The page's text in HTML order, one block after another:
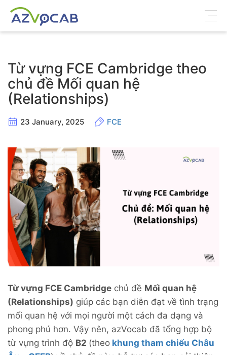
Từ vựng ôn thi
Tiếng Anh phổ thông
Tiếng Anh thông dụng
Từ vựng FCE Cambridge theo
chủ đề Mối quan hệ
(Relationships)
23 January, 2025 FCE
Từ vựng FCE Cambridge chủ đề Mối quan hệ
(Relationships) giúp các bạn diễn đạt về tình trạng
mối quan hệ với mọi người một cách đa dạng và
phong phú hơn. Vậy nên, azVocab đã tổng hợp bộ
từ vựng trình độ B2 (theo khung tham chiếu Châu